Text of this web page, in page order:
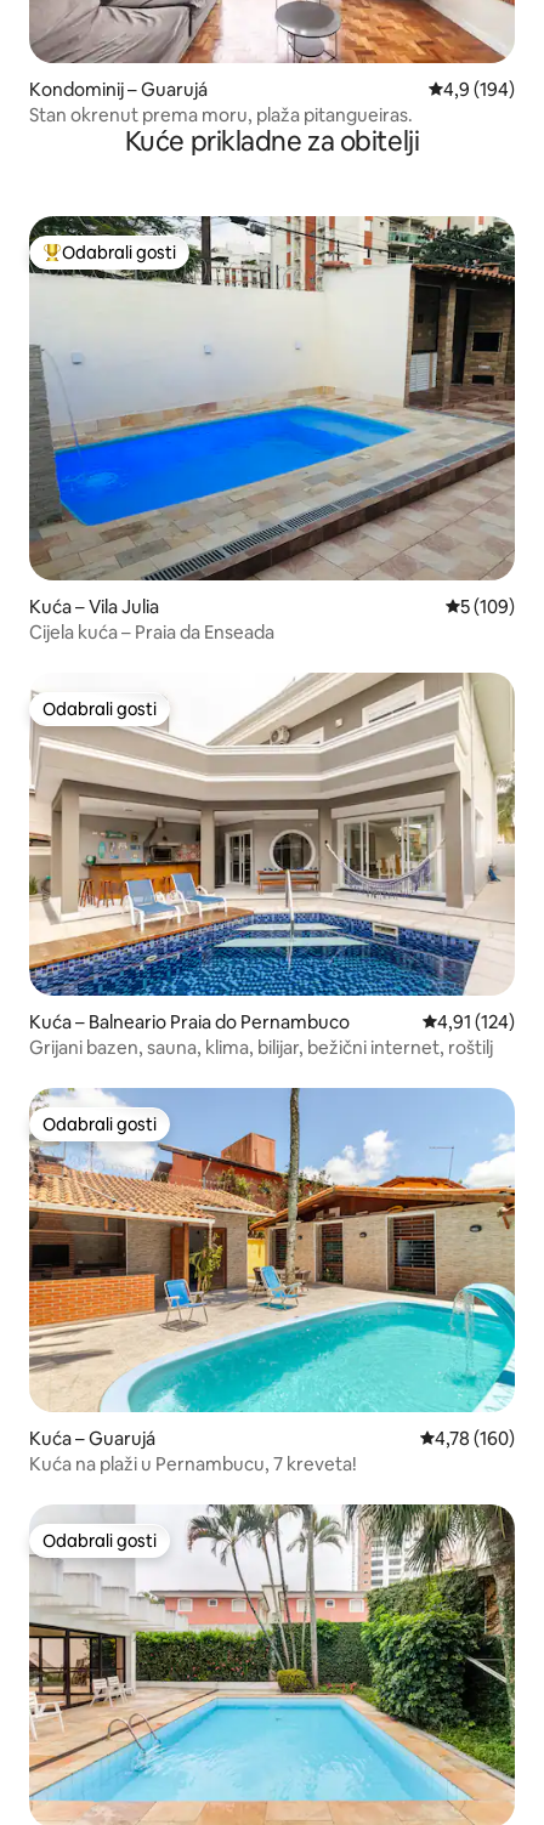
Kondominij – Guarujá Prosječna
4,9 (194)
Stan okrenut prema moru, plaža pitangueiras.
Kuće prikladne za obitelji
Među najviše rangiranima s oznakom „Odabrali gosti”
Odabrali gosti
Kuća – Vila Julia Prosječna
5 (109)
Cijela kuća – Praia da Enseada
Odabrali gosti
Odabrali gosti
Kuća – Balneario Praia do Pernambuco Prosječna
4,91 (124)
Grijani bazen, sauna, klima, bilijar, bežični internet, roštilj
Odabrali gosti
Odabrali gosti
Kuća – Guarujá Prosječna
4,78 (160)
Kuća na plaži u Pernambucu, 7 kreveta!
Odabrali gosti
Odabrali gosti